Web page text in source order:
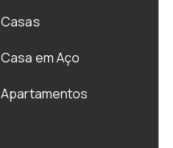
Casas
Casa em Aço
Apartamentos